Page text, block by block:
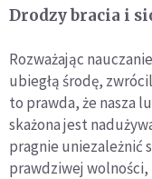
Drodzy bracia i
Rozważając
ubiegłą środę,
to prawda, że nasza
skażona jest
pragnie uniezależnić
prawdziwej